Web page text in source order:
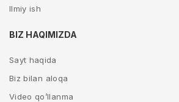
Ilmiy ish
BIZ HAQIMIZDA
Sayt haqida
Biz bilan aloqa
Video qo’llanma